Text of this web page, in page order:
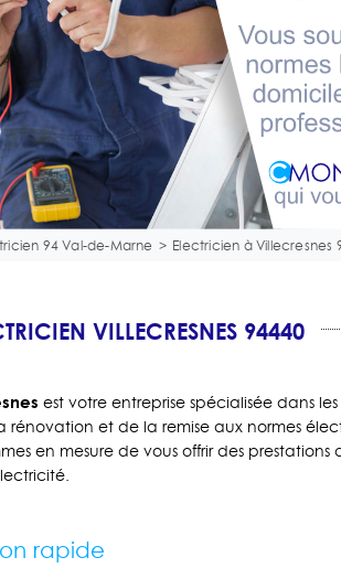
94 Val-de-Marne > Electricien à Villecresnes
VILLECRESNES 94440
est votre entreprise spécialisée dans
et de la remise aux normes
en mesure de vous offrir des
rapide